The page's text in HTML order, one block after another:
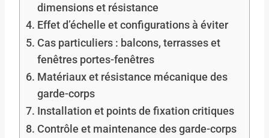
dimensions et résistance
Effet d’échelle et configurations à éviter
Cas particuliers : balcons, terrasses et
fenêtres portes-fenêtres
Matériaux et résistance mécanique des
garde-corps
Installation et points de fixation critiques
Contrôle et maintenance des garde-corps